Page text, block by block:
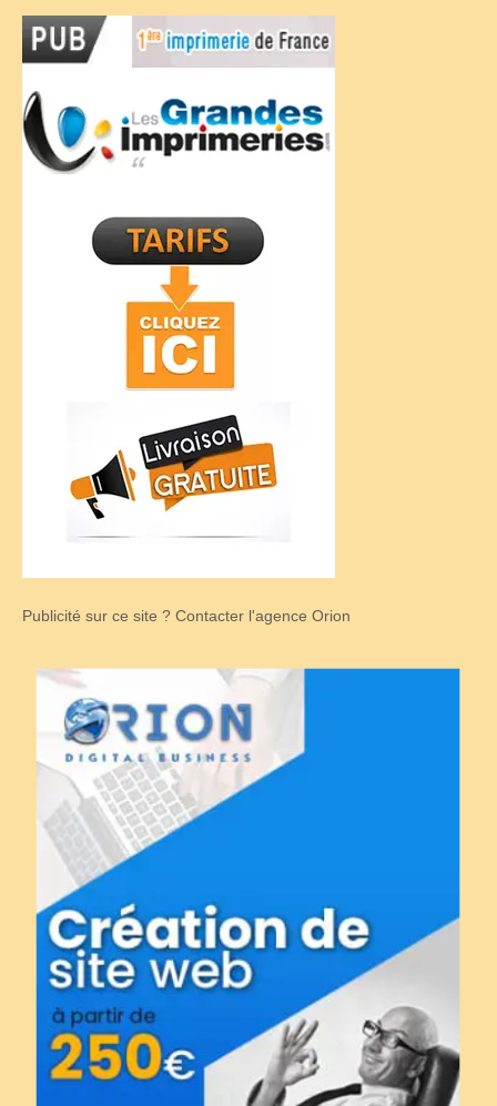
Publicité sur ce site ? Contacter l'agence Orion